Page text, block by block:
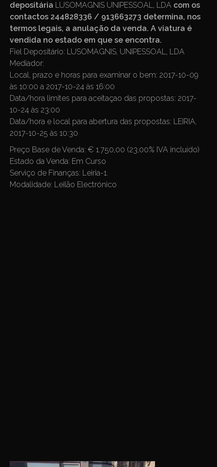
depositária LUSOMAGNIS UNIPESSOAL, LDA com os
contactos 244828336 / 913663273 determina, nos
termos legais, a anulação da venda. A viatura é
vendida no estado em que se encontra.
Fiel Depositário: LUSOMAGNIS, UNIPESSOAL, LDA
Mediador:
Local, prazo e horas para examinar o bem: 2017-10-09
às 10:00 a 2017-10-24 às 16:00
Data/hora limites para aceitaçao das propostas: 2017-
10-24 às 23:00
Data/hora e local para abertura das propostas: LEIRIA,
2017-10-25 às 10:30
Preço Base de Venda: € 1.750,00 (23,00% IVA incluído)
Estado da Venda: Em Curso
Serviço de Finanças: Leiria-1.
Modalidade: Leilão Electrónico